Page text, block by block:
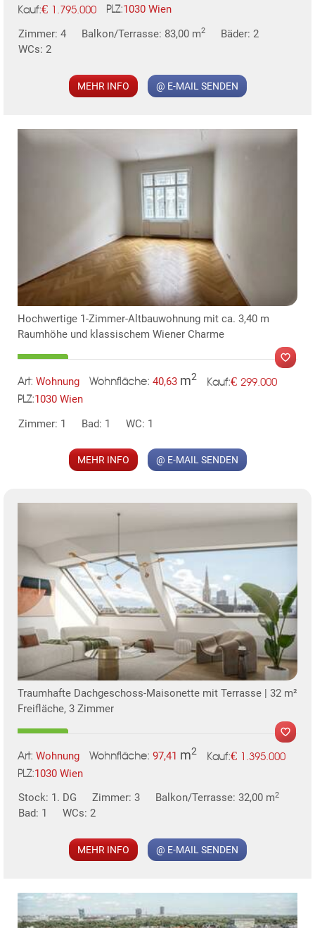
TE
Kauf:€ 1.795.000 PLZ:1030 Wien
Zimmer: 4
Balkon/Terrasse: 83,00 m2
Bäder: 2
WCs: 2
MEHR INFO @ E-MAIL SENDEN
Hochwertige 1-Zimmer-Altbauwohnung mit ca. 3,40 m
Raumhöhe und klassischem Wiener Charme
Art: Wohnung Wohnfläche: 40,63 m2 Kauf:€ 299.000
PLZ:1030 Wien
Zimmer: 1
Bad: 1 WC: 1
MEHR INFO @ E-MAIL SENDEN
Traumhafte Dachgeschoss-Maisonette mit Terrasse | 32 m²
Freifläche, 3 Zimmer
Art: Wohnung Wohnfläche: 97,41 m2 Kauf:€ 1.395.000
PLZ:1030 Wien
Stock: 1. DG
Zimmer: 3 Balkon/Terrasse: 32,00 m2
Bad: 1 WCs: 2
MEHR INFO @ E-MAIL SENDEN